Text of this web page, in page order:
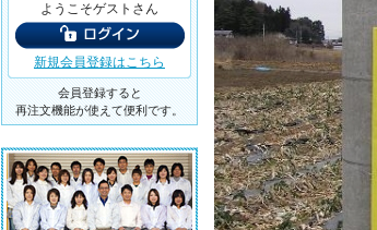
ようこそゲストさん
新規会員登録はこちら
会員登録すると
再注文機能が使えて便利です。